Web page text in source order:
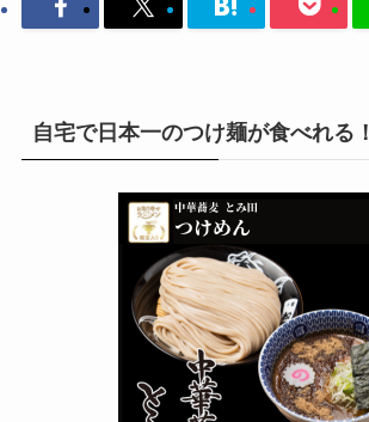
自宅で日本一のつけ麺が食べれる！